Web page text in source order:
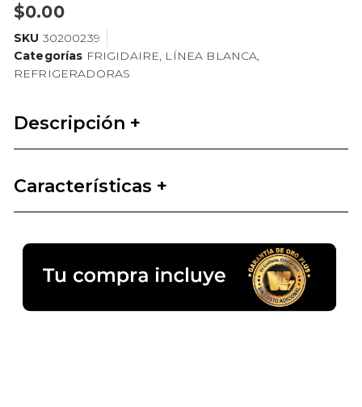
$0.00
SKU 30200239
Categorías FRIGIDAIRE LÍNEA BLANCA
REFRIGERADORAS
Descripción +
Características +